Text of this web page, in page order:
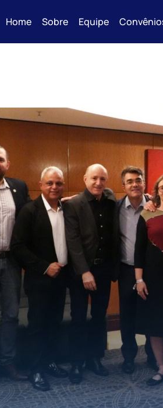
Home Sobre Equipe